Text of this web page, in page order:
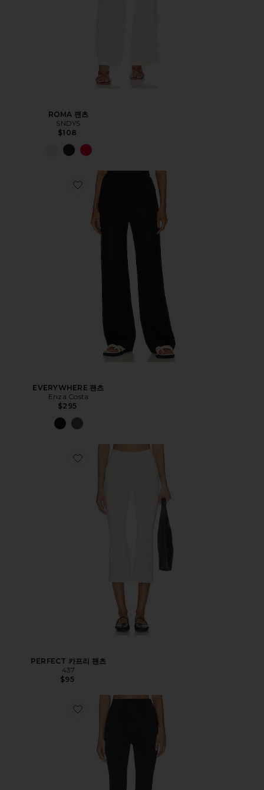
ROMA 팬츠
SNDYS
$108
EVERYWHERE 팬츠
Enza Costa
$295
PERFECT 카프리 팬츠
437
$95